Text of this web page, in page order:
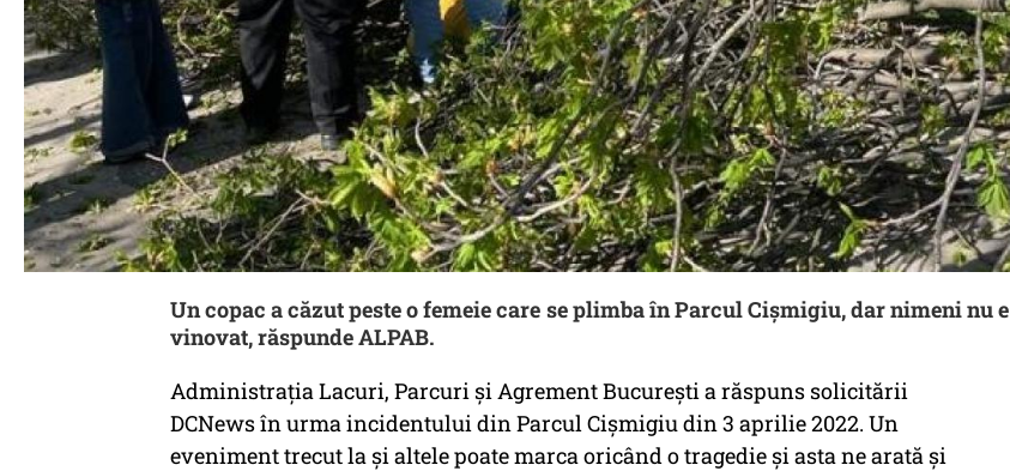
Un copac a căzut peste o femeie care se plimba în Parcul Cișmigiu, dar nimeni nu e
vinovat, răspunde ALPAB.
Administrația Lacuri, Parcuri și Agrement București a răspuns solicitării
DCNews în urma incidentului din Parcul Cișmigiu din 3 aprilie 2022. Un
eveniment trecut la și altele poate marca oricând o tragedie și asta ne arată și